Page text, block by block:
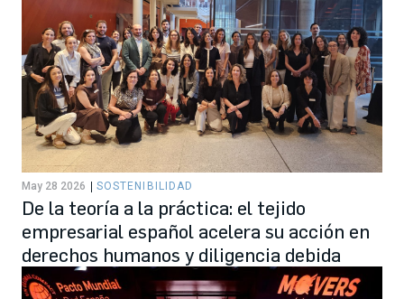
May 28 2026 SOSTENIBILIDAD
De la teoría a la práctica: el tejido
empresarial español acelera su acción en
derechos humanos y diligencia debida